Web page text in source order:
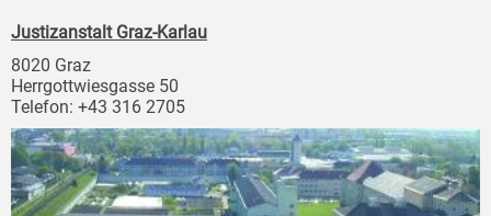
Justizanstalt Graz-Karlau
8020 Graz
Herrgottwiesgasse 50
Telefon: +43 316 2705